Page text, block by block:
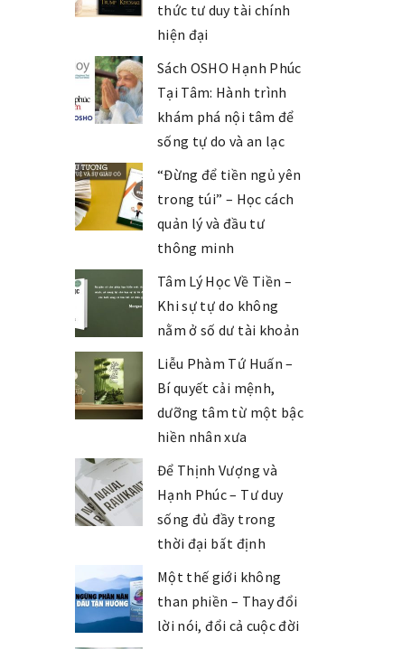
thức tư duy tài chính
hiện đại
Sách OSHO Hạnh Phúc
Tại Tâm: Hành trình
khám phá nội tâm để
sống tự do và an lạc
“Đừng để tiền ngủ yên
trong túi” – Học cách
quản lý và đầu tư
thông minh
Tâm Lý Học Về Tiền –
Khi sự tự do không
nằm ở số dư tài khoản
Liễu Phàm Tứ Huấn –
Bí quyết cải mệnh,
dưỡng tâm từ một bậc
hiền nhân xưa
Để Thịnh Vượng và
Hạnh Phúc – Tư duy
sống đủ đầy trong
thời đại bất định
Một thế giới không
than phiền – Thay đổi
lời nói, đổi cả cuộc đời